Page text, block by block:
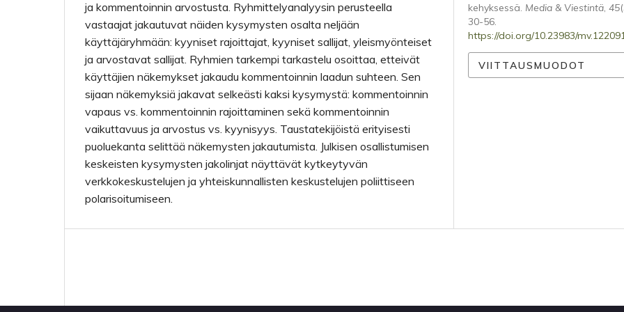
ja kommentoinnin arvostusta. Ryhmittelyanalyysin perusteella
vastaajat jakautuvat näiden kysymysten osalta neljään
käyttäjäryhmään: kyyniset rajoittajat, kyyniset sallijat, yleismyönteiset
ja arvostavat sallijat. Ryhmien tarkempi tarkastelu osoittaa, etteivät
käyttäjien näkemykset jakaudu kommentoinnin laadun suhteen. Sen
sijaan näkemyksiä jakavat selkeästi kaksi kysymystä: kommentoinnin
vapaus vs. kommentoinnin rajoittaminen sekä kommentoinnin
vaikuttavuus ja arvostus vs. kyynisyys. Taustatekijöistä erityisesti
puoluekanta selittää näkemysten jakautumista. Julkisen osallistumisen
keskeisten kysymysten jakolinjat näyttävät kytkeytyvän
verkkokeskustelujen ja yhteiskunnallisten keskustelujen poliittiseen
polarisoitumiseen.
kehyksessä. Media & Viestintä, 45
30-56.
https://doi.org/10.23983/
VIITTAUSMUODOT